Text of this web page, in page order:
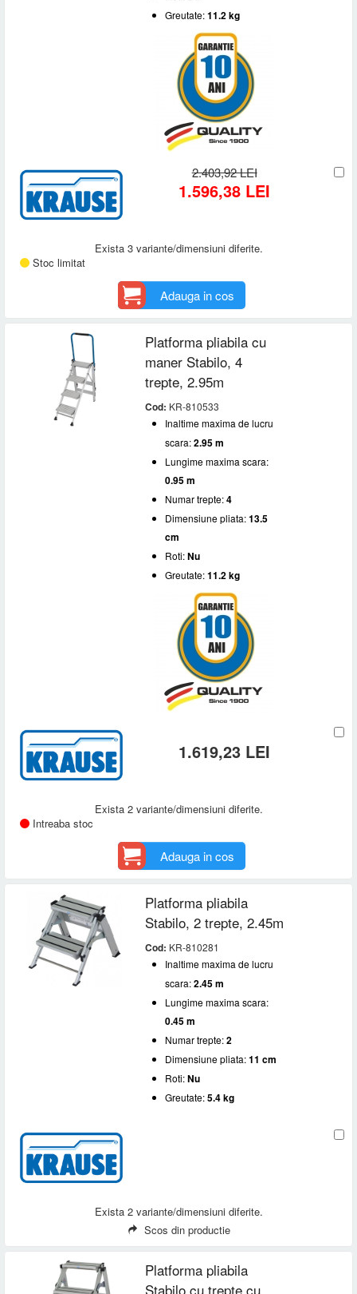
Greutate:11.2 kg
2.403,92 LEI
1.596,38 LEI
Exista 3 variante/dimensiuni diferite.
Stoc limitat
Adauga in cos
Platforma pliabila cu
maner Stabilo, 4
trepte, 2.95m
Cod: KR-810533
Inaltime maxima de lucru
scara:2.95 m
Lungime maxima scara:
0.95 m
Numar trepte:4
Dimensiune pliata:13.5
cm
Roti:Nu
Greutate:11.2 kg
1.619,23 LEI
Exista 2 variante/dimensiuni diferite.
Intreaba stoc
Adauga in cos
Platforma pliabila
Stabilo, 2 trepte, 2.45m
Cod: KR-810281
Inaltime maxima de lucru
scara:2.45 m
Lungime maxima scara:
0.45 m
Numar trepte:2
Dimensiune pliata:11 cm
Roti:Nu
Greutate:5.4 kg
Exista 2 variante/dimensiuni diferite.
Scos din productie
Platforma pliabila
Stabilo cu trepte cu